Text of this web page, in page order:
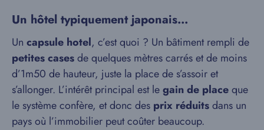
Un hôtel typiquement japonais…
Un capsule hotel, c’est quoi ? Un bâtiment rempli de
petites casesde quelques mètres carrés et de moins
d’1m50 de hauteur, juste la place de s’assoir et
s’allonger. L’intérêt principal est legain de placeque
le système confère, et donc des prix réduitsdans un
pays où l’immobilier peut coûter beaucoup.